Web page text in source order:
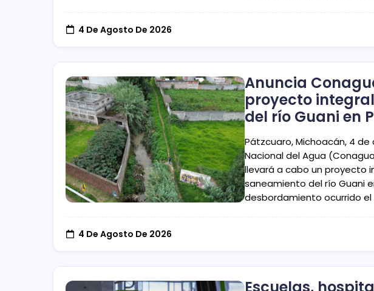
4 De Agosto De 2026
Anuncia
proyecto
del río Guani en
Pátzcuaro, Michoacán, 4
Nacional del Agua
llevará a cabo un proyecto
saneamiento del río Guani
desbordamiento ocurrido
4 De Agosto De 2026